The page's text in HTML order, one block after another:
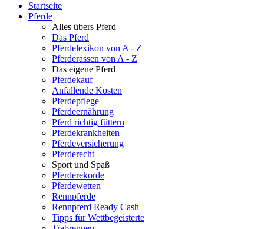
Startseite
Pferde
Alles übers Pferd
Das Pferd
Pferdelexikon von A - Z
Pferderassen von A - Z
Das eigene Pferd
Pferdekauf
Anfallende Kosten
Pferdepflege
Pferdeernährung
Pferd richtig füttern
Pferdekrankheiten
Pferdeversicherung
Pferderecht
Sport und Spaß
Pferderekorde
Pferdewetten
Rennpferde
Rennpferd Ready Cash
Tipps für Wettbegeisterte